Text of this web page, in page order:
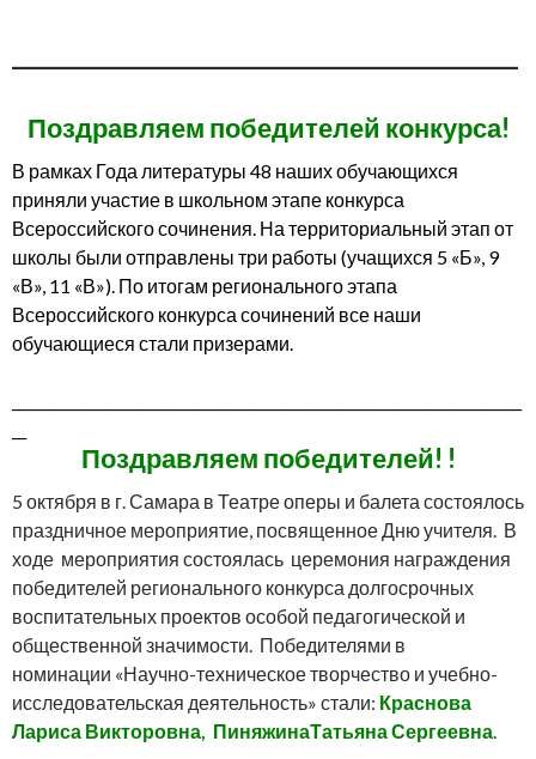
Поздравляем победителей конкурса!
В рамках Года литературы 48 наших обучающихся
приняли участие в школьном этапе конкурса
Всероссийского сочинения. На территориальный этап от
школы были отправлены три работы (учащихся 5 «Б», 9
«В», 11 «В»). По итогам регионального этапа
Всероссийского конкурса сочинений все наши
обучающиеся стали призерами.
Поздравляем победителей! !
5 октября в г. Самара в Театре оперы и балета состоялось
праздничное мероприятие, посвященное Дню учителя. В
ходе мероприятия состоялась церемония награждения
победителей регионального конкурса долгосрочных
воспитательных проектов особой педагогической и
общественной значимости. Победителями в
номинации «Научно-техническое творчество и учебно-
исследовательская деятельность» стали: Краснова
Лариса Викторовна, ПиняжинаТатьяна Сергеевна